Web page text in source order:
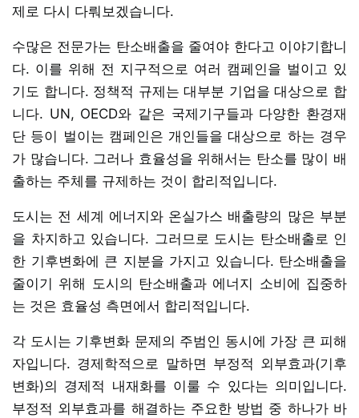
제로 다시 다뤄보겠습니다.
수많은 전문가는 탄소배출을 줄여야 한다고 이야기합니
다. 이를 위해 전 지구적으로 여러 캠페인을 벌이고 있
기도 합니다. 정책적 규제는 대부분 기업을 대상으로 합
니다. UN, OECD와 같은 국제기구들과 다양한 환경재
단 등이 벌이는 캠페인은 개인들을 대상으로 하는 경우
가 많습니다. 그러나 효율성을 위해서는 탄소를 많이 배
출하는 주체를 규제하는 것이 합리적입니다.
도시는 전 세계 에너지와 온실가스 배출량의 많은 부분
을 차지하고 있습니다. 그러므로 도시는 탄소배출로 인
한 기후변화에 큰 지분을 가지고 있습니다. 탄소배출을
줄이기 위해 도시의 탄소배출과 에너지 소비에 집중하
는 것은 효율성 측면에서 합리적입니다.
각 도시는 기후변화 문제의 주범인 동시에 가장 큰 피해
자입니다. 경제학적으로 말하면 부정적 외부효과(기후
변화)의 경제적 내재화를 이룰 수 있다는 의미입니다.
부정적 외부효과를 해결하는 주요한 방법 중 하나가 바